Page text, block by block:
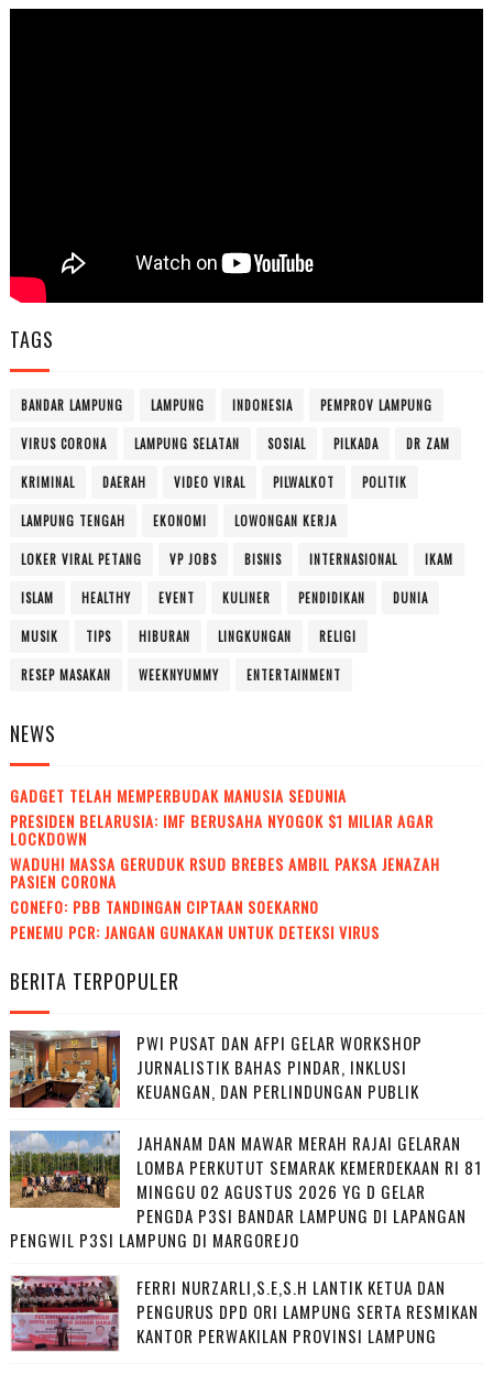
TAGS
BANDAR LAMPUNG LAMPUNG INDONESIA PEMPROV LAMPUNG
VIRUS CORONA LAMPUNG SELATAN SOSIAL PILKADA DR ZAM
KRIMINAL DAERAH VIDEO VIRAL PILWALKOT POLITIK
LAMPUNG TENGAH EKONOMI LOWONGAN KERJA
LOKER VIRAL PETANG VP JOBS BISNIS INTERNASIONAL IKAM
ISLAM HEALTHY EVENT KULINER PENDIDIKAN DUNIA
MUSIK TIPS HIBURAN LINGKUNGAN RELIGI
RESEP MASAKAN WEEKNYUMMY ENTERTAINMENT
NEWS
GADGET TELAH MEMPERBUDAK MANUSIA SEDUNIA
PRESIDEN BELARUSIA: IMF BERUSAHA NYOGOK $1 MILIAR AGAR
LOCKDOWN
WADUH! MASSA GERUDUK RSUD BREBES AMBIL PAKSA JENAZAH
PASIEN CORONA
CONEFO: PBB TANDINGAN CIPTAAN SOEKARNO
PENEMU PCR: JANGAN GUNAKAN UNTUK DETEKSI VIRUS
BERITA TERPOPULER
PWI PUSAT DAN AFPI GELAR WORKSHOP
JURNALISTIK BAHAS PINDAR, INKLUSI
KEUANGAN, DAN PERLINDUNGAN PUBLIK
JAHANAM DAN MAWAR MERAH RAJAI GELARAN
LOMBA PERKUTUT SEMARAK KEMERDEKAAN RI 81
MINGGU 02 AGUSTUS 2026 YG D GELAR
PENGDA P3SI BANDAR LAMPUNG DI LAPANGAN
PENGWIL P3SI LAMPUNG DI MARGOREJO
FERRI NURZARLI,S.E,S.H LANTIK KETUA DAN
PENGURUS DPD ORI LAMPUNG SERTA RESMIKAN
KANTOR PERWAKILAN PROVINSI LAMPUNG